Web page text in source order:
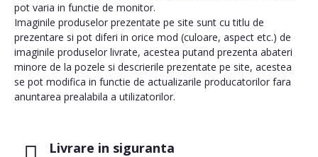
Livrare in siguranta
pot varia in functie de monitor.
Imaginile produselor prezentate pe site sunt cu titlu de
prezentare si pot diferi in orice mod (culoare, aspect etc.) de
imaginile produselor livrate, acestea putand prezenta abateri
minore de la pozele si descrierile prezentate pe site, acestea
se pot modifica in functie de actualizarile producatorilor fara
anuntarea prealabila a utilizatorilor.